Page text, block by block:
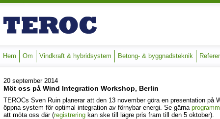
Hem Om Vindkraft & hybridsystem Betong- & byggnadsteknik
20 september 2014
Möt oss på Wind Integration Workshop, Berlin
TEROCs Sven Ruin planerar att den 13 november göra en presentation på
öppna system för optimal integration av förnybar energi. Se gärna
att möta oss där (registrering kan ske till lägre pris fram till den 5 oktober).